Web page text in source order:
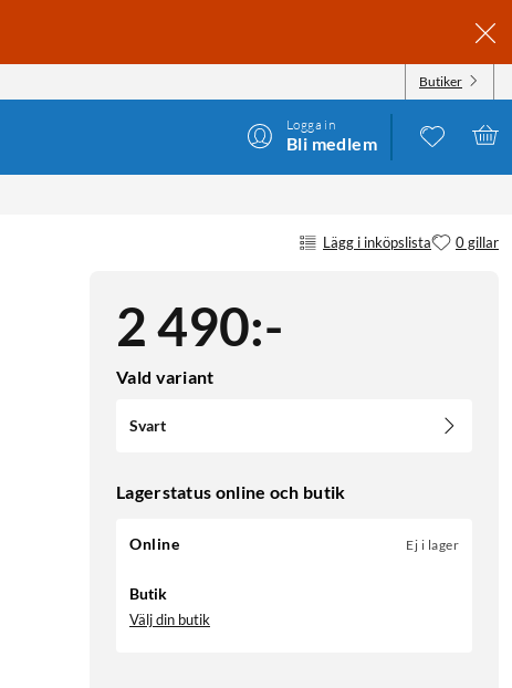
Butiker
Logga in
Bli medlem
Lägg i inköpslista 0 gillar
2 490:-
Vald variant
Svart
Lagerstatus online och butik
Online Ej i lager
Butik
Välj din butik